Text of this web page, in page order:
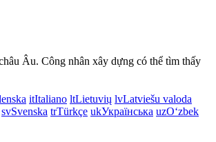
Âu. Công nhân xây dựng có thể tìm thấy
itItaliano ltLietuvių lvLatviešu valoda
svSvenska trTürkçe ukУкраїнська uzOʻzbek